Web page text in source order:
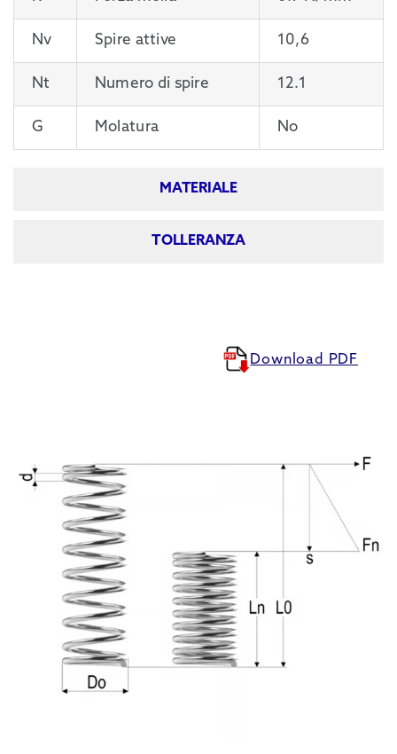
Nv Spire attive 10,6
Nt Numero di spire 12.1
G Molatura No
MATERIALE
TOLLERANZA
Download PDF